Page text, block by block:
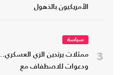
الأمريكيون بالذهول
3
سياسة
ممثلات يرتدين الزي العسكري..
ودعوات للاصطفاف مع